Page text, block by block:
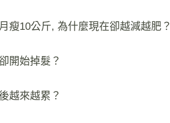
瘦10公斤, 為什麼現在卻越減越肥？
開始掉髮？
越來越累？